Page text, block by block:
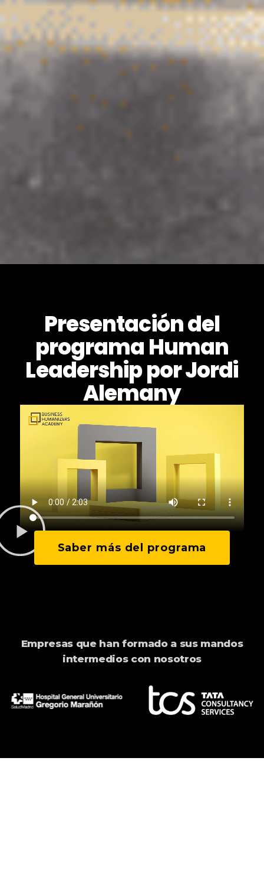
Presentación del
programa Human
Leadership por Jordi
Alemany
Saber más del programa
Empresas que han formado a sus mandos
intermedios con nosotros